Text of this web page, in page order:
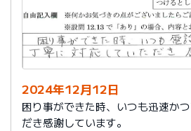
2024年12月12日
困り事ができた時、いつも迅速か
だき感謝しています。